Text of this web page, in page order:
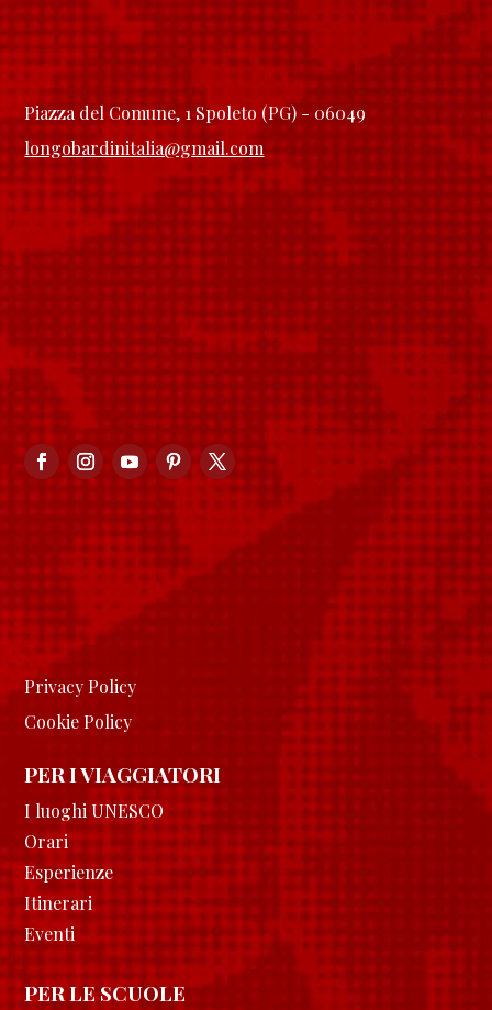
Piazza del Comune, 1 Spoleto (PG) - 06049
longobardinitalia@gmail.com
Privacy Policy
Cookie Policy
PER I VIAGGIATORI
I luoghi UNESCO
Orari
Esperienze
Itinerari
Eventi
PER LE SCUOLE